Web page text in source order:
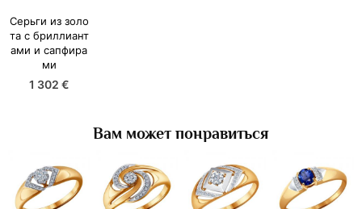
Серьги из золо
та с бриллиант
ами и сапфира
ми
1 302 €
Вам может понравиться